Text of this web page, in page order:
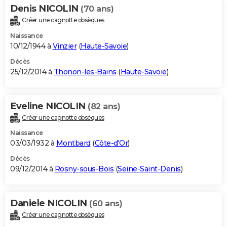
Denis NICOLIN (70 ans)
Créer une cagnotte obsèques
Naissance
10/12/1944 à Vinzier(Haute-Savoie)
Décès
25/12/2014 à Thonon-les-Bains (Haute-Savoie)
Eveline NICOLIN (82 ans)
Créer une cagnotte obsèques
Naissance
03/03/1932 à Montbard (Côte-d'Or)
Décès
09/12/2014 à Rosny-sous-Bois (Seine-Saint-Denis)
Daniele NICOLIN (60 ans)
Créer une cagnotte obsèques